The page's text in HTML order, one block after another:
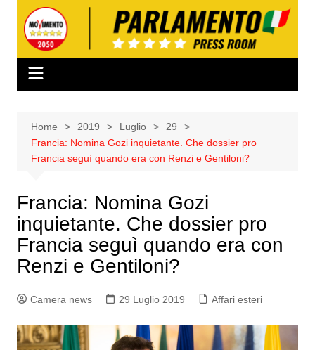
contenuto
Home 2019 Luglio
29
Francia: Nomina Gozi inquietante. Che dossier pro
Francia seguì quando era con Renzi e Gentiloni?
Francia: Nomina Gozi
inquietante. Che dossier pro
Francia seguì quando era con
Renzi e Gentiloni?
Camera news 29 Luglio 2019 Affari esteri